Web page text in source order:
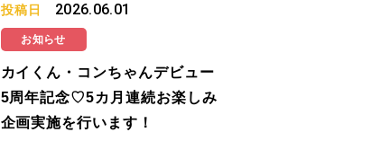
投稿日 2026.06.01
お知らせ
カイくん・コンちゃんデビュー
5周年記念♡5カ月連続お楽しみ
企画実施を行います！